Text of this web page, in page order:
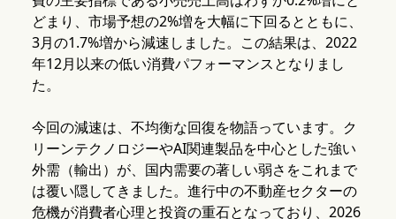
どまり、市場予想の2%増を大幅に下回るとともに、
3月の1.7%増から減速しました。この結果は、2022
年12月以来の低い消費パフォーマンスとなりまし
た。
今回の減速は、不均衡な回復を物語っています。ク
リーンテクノロジーやAI関連製品を中心とした強い
外需（輸出）が、国内需要の著しい弱さをこれまで
は覆い隠してきました。進行中の不動産セクターの
危機が消費者心理と投資の重石となっており、2026